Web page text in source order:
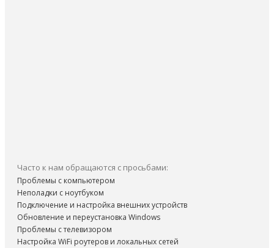
Часто к нам обращаются с просьбами:
Проблемы с компьютером
Неполадки с ноутбуком
Подключение и настройка внешних устройств
Обновление и переустановка Windows
Проблемы с телевизором
Настройка WiFi роутеров и локальных сетей